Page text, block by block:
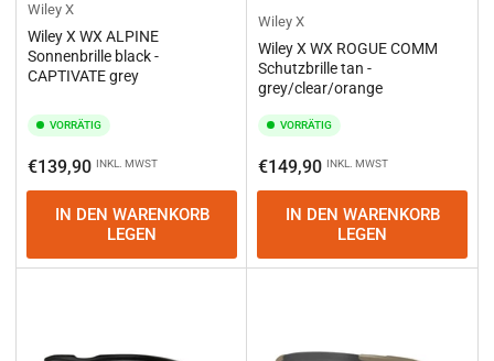
Wiley X
Wiley X WX ALPINE
Sonnenbrille black -
CAPTIVATE grey
VORRÄTIG
Normaler
Preis
€139,90 INKL. MWST
IN DEN WARENKORB
LEGEN
Wiley X
Wiley X WX ROGUE COMM
Schutzbrille tan -
grey/clear/orange
VORRÄTIG
Normaler
Preis
€149,90 INKL. MWST
IN DEN WARENKORB
LEGEN